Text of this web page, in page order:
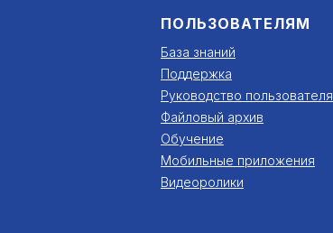
ПОЛЬЗОВАТЕЛЯМ
База знаний
Поддержка
Руководство пользователя
Файловый архив
Обучение
Мобильные приложения
Видеоролики